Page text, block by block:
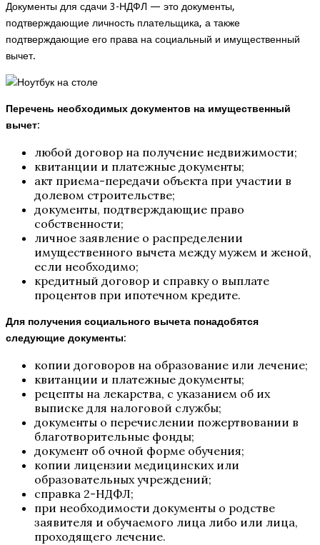
Документы для сдачи 3-НДФЛ — это документы,
подтверждающие личность плательщика, а также
подтверждающие его права на социальный и имущественный
вычет.
Перечень необходимых документов на имущественный
вычет:
любой договор на получение недвижимости;
квитанции и платежные документы;
акт приема-передачи объекта при участии в
долевом строительстве;
документы, подтверждающие право
собственности;
личное заявление о распределении
имущественного вычета между мужем и женой,
если необходимо;
кредитный договор и справку о выплате
процентов при ипотечном кредите.
Для получения социального вычета понадобятся
следующие документы:
копии договоров на образование или лечение;
квитанции и платежные документы;
рецепты на лекарства, с указанием об их
выписке для налоговой службы;
документы о перечислении пожертвовании в
благотворительные фонды;
документ об очной форме обучения;
копии лицензии медицинских или
образовательных учреждений;
справка 2-НДФЛ;
при необходимости документы о родстве
заявителя и обучаемого лица либо или лица,
проходящего лечение.